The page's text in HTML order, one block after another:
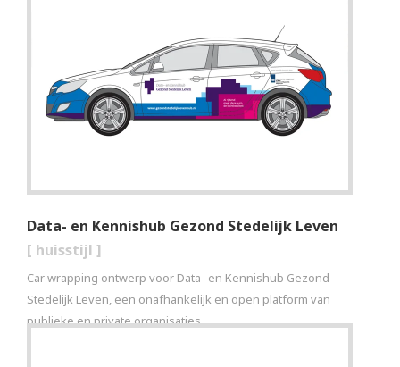
Data- en Kennishub Gezond Stedelijk Leven
[ huisstijl ]
Car wrapping ontwerp voor Data- en Kennishub Gezond
Stedelijk Leven, een onafhankelijk en open platform van
publieke en private organisaties.